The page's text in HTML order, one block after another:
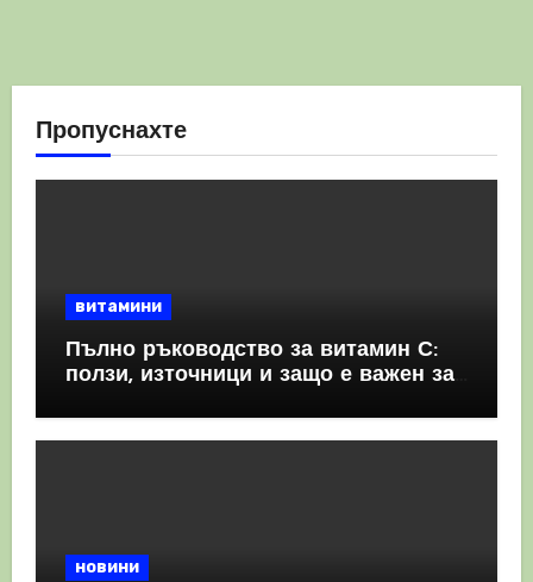
Пропуснахте
витамини
Пълно ръководство за витамин С:
ползи, източници и защо е важен за
новини